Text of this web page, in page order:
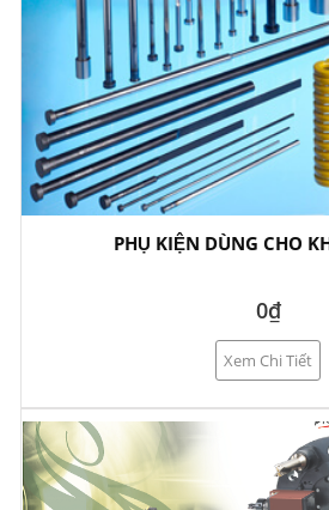
PHỤ KIỆN DÙNG CHO
0₫
Xem Chi Tiết